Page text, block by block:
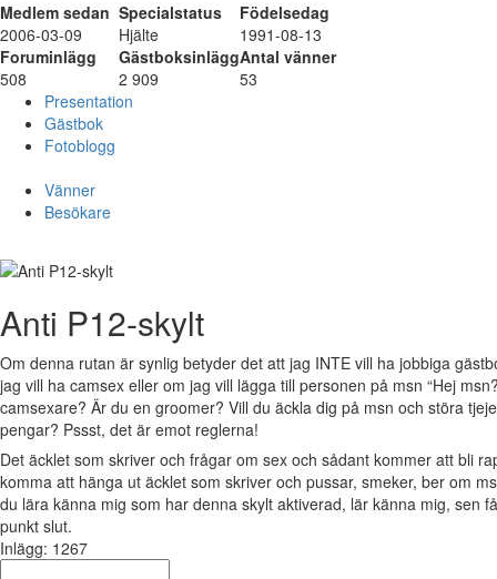
Medlem sedan Specialstatus
Födelsedag
2006-03-09
Hjälte
1991-08-13
Foruminlägg
GästboksinläggAntal vänner
508
2 909
53
Presentation
Gästbok
Fotoblogg
Vänner
Besökare
Anti P12-skylt
Om denna rutan är synlig betyder det att jag INTE vill ha jobbiga
jag vill ha camsex eller om jag vill lägga till personen på msn “Hej
camsexare? Är du en groomer? Vill du äckla dig på msn och störa
pengar? Pssst, det är emot reglerna!
Det äcklet som skriver och frågar om sex och sådant kommer att bli
komma att hänga ut äcklet som skriver och pussar, smeker, ber om
du lära känna mig som har denna skylt aktiverad, lär känna mig,
punkt slut.
Inlägg: 1267